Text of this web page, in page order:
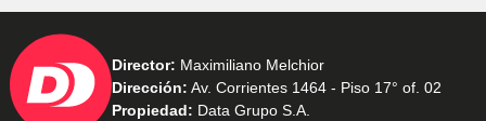
Director: Maximiliano Melchior
Dirección: Av. Corrientes 1464 - Piso 17° of. 02
Propiedad: Data Grupo S.A.